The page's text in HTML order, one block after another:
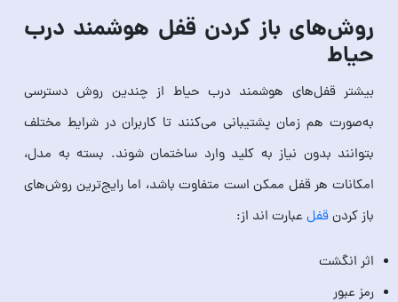
روش‌های باز کردن قفل هوشمند درب
حیاط
بیشتر قفل‌های هوشمند درب حیاط از چندین روش دسترسی
به‌صورت هم‌ زمان پشتیبانی می‌کنند تا کاربران در شرایط مختلف
بتوانند بدون نیاز به کلید وارد ساختمان شوند. بسته به مدل،
امکانات هر قفل ممکن است متفاوت باشد، اما رایج‌ترین روش‌های
باز کردنقفل عبارت‌ اند از:
اثر انگشت
رمز عبور